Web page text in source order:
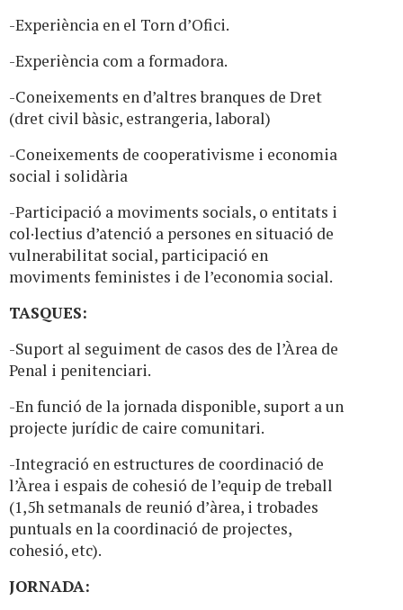
-Experiència en el Torn d’Ofici.
-Experiència com a formadora.
-Coneixements en d’altres branques de Dret
(dret civil bàsic, estrangeria, laboral)
-Coneixements de cooperativisme i economia
social i solidària
-Participació a moviments socials, o entitats i
col·lectius d’atenció a persones en situació de
vulnerabilitat social, participació en
moviments feministes i de l’economia social.
TASQUES:
-Suport al seguiment de casos des de l’Àrea de
Penal i penitenciari.
-En funció de la jornada disponible, suport a un
projecte jurídic de caire comunitari.
-Integració en estructures de coordinació de
l’Àrea i espais de cohesió de l’equip de treball
(1,5h setmanals de reunió d’àrea, i trobades
puntuals en la coordinació de projectes,
cohesió, etc).
JORNADA: